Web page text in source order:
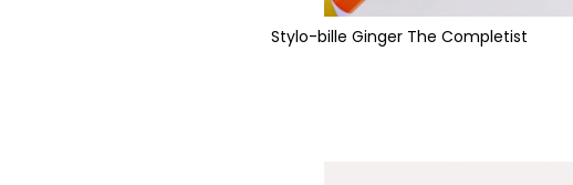
Stylo-bille Ginger The Completist